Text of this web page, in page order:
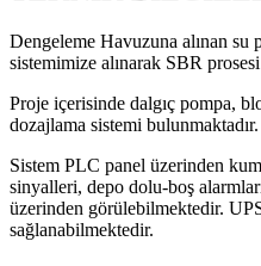
Dengeleme Havuzuna alınan su
sistemimize alınarak SBR prosesi
Proje içerisinde dalgıç pompa,
dozajlama sistemi bulunmaktadır.
Sistem PLC panel üzerinden
sinyalleri, depo dolu-boş
üzerinden görülebilmektedir.
sağlanabilmektedir.